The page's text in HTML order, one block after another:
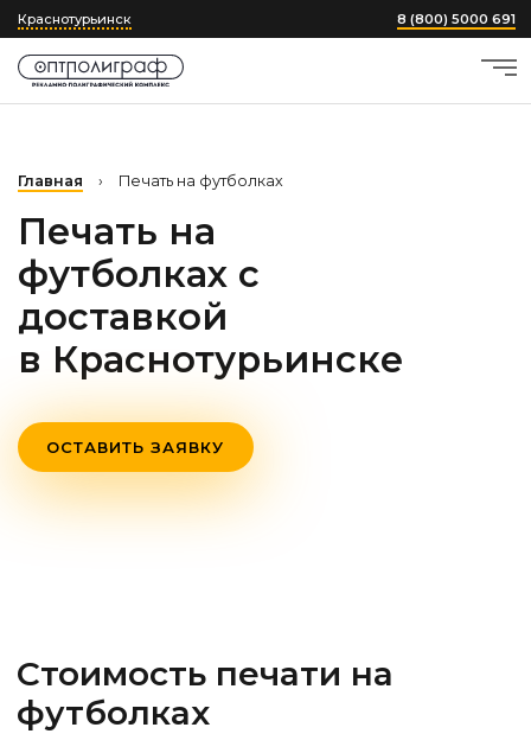
Краснотурьинск 8 (800) 5000 691
Главная › Печать на футболках
Печать на
футболках с
доставкой
в Краснотурьинске
ОСТАВИТЬ ЗАЯВКУ
Стоимость печати на
футболках